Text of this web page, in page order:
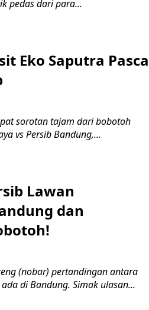
pedas dari para...
Eko Saputra Pasca
sorotan tajam dari bobotoh
vs Persib Bandung,...
Lawan
dan
(nobar) pertandingan antara
di Bandung. Simak ulasan...